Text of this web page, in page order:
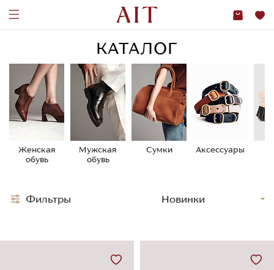
КАТАЛОГ
Женская
обувь
Мужская
обувь
Сумки Аксессуары
Фильтры